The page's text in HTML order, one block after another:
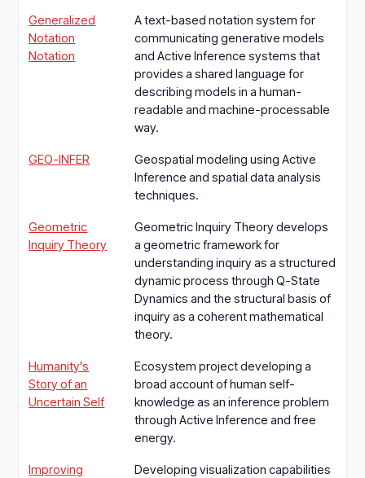
Generalized
Notation
Notation
A text-based notation system for
communicating generative models
and Active Inference systems that
provides a shared language for
describing models in a human-
readable and machine-processable
way.
GEO-INFER
Geospatial modeling using Active
Inference and spatial data analysis
techniques.
Geometric
Inquiry Theory
Geometric Inquiry Theory develops
a geometric framework for
understanding inquiry as a structured
dynamic process through Q-State
Dynamics and the structural basis of
inquiry as a coherent mathematical
theory.
Humanity's
Story of an
Uncertain Self
Ecosystem project developing a
broad account of human self-
knowledge as an inference problem
through Active Inference and free
energy.
Improving
Developing visualization capabilities